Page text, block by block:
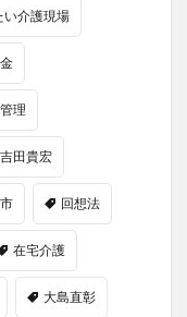
い介護現場
理
吉田貴宏
回想法
在宅介護
大島直彰